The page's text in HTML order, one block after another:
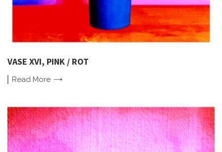
VASE XVI, PINK / ROT
Read More